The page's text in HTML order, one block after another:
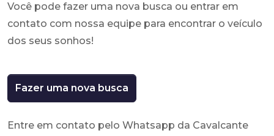
Você pode fazer uma nova busca ou entrar em
contato com nossa equipe para encontrar o veículo
dos seus sonhos!
Fazer uma nova busca
Entre em contato pelo Whatsapp da Cavalcante